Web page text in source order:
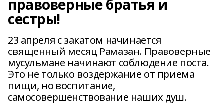
правоверные братья и
сестры!
23 апреля с закатом начинается
священный месяц Рамазан. Правоверные
мусульмане начинают соблюдение поста.
Это не только воздержание от приема
пищи, но воспитание,
самосовершенствование наших душ.